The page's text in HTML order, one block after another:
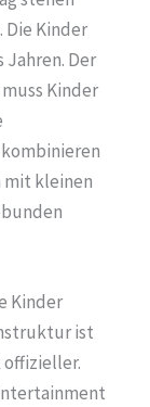
Kinder
Jahren. Der
Kinder
mit kleinen
Kinder
ist